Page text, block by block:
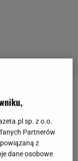
posiedzenia
nad
sp. z o.o.
Partnerów
z
dane osobowe